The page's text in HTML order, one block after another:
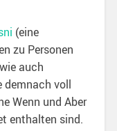
(eine
zu Personen
auch
demnach voll
Wenn und Aber
enthalten sind.